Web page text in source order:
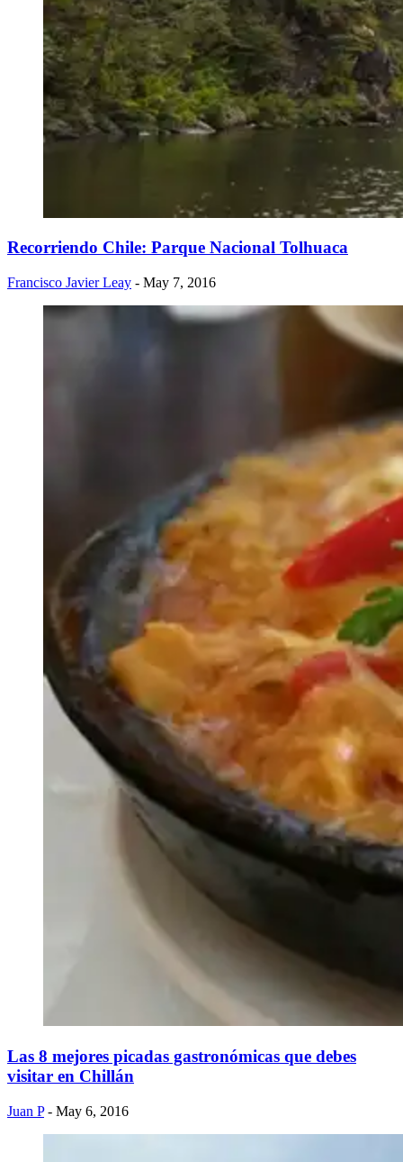
Recorriendo Chile: Parque Nacional Tolhuaca
Francisco Javier Leay - May 7, 2016
Las 8 mejores picadas gastronómicas que debes
visitar en Chillán
Juan P - May 6, 2016